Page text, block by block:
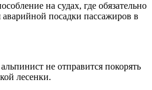
на судах, где обязательно
посадки пассажиров в
не отправится покорять
лесенки.